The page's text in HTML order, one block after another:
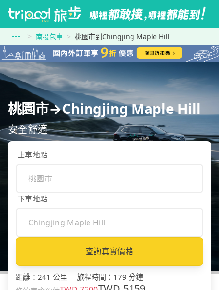
南投包車 桃園市到Chingjing Maple Hill
桃園市→Chingjing Maple Hill
安全舒適
上車地點
下車地點
查詢真實價格
距離 ： 241 公里 旅程時間 ： 179 分鐘